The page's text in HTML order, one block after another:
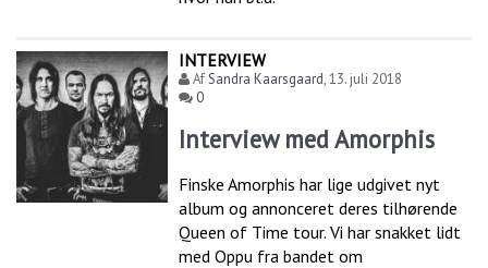
INTERVIEW
AfSandra Kaarsgaard,13. juli 2018
0
Interview med Amorphis
Finske Amorphis har lige udgivet nyt
album og annonceret deres tilhørende
Queen of Time tour. Vi har snakket lidt
med Oppu fra bandet om